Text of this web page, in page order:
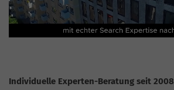
Individuelle Experten-Beratung seit 2008